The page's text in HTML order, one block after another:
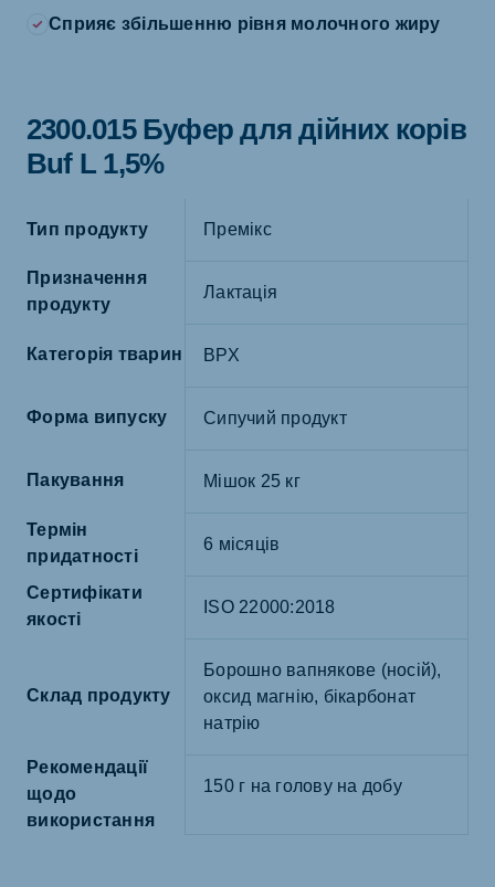
Сприяє збільшенню рівня молочного жиру
2300.015 Буфер для дійних корів
Buf L 1,5%
Тип продукту Премікс
Призначення
продукту
Лактація
Категорія тварин ВРХ
Форма випуску Сипучий продукт
Пакування Мішок 25 кг
Термін
придатності
6 місяців
Сертифікати
якості
ISO 22000:2018
Склад продукту
Борошно вапнякове (носій),
оксид магнію, бікарбонат
натрію
Рекомендації
щодо
використання
150 г на голову на добу